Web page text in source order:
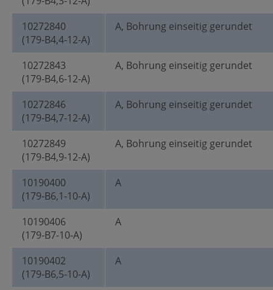
10272840
(179-B4,4-12-A)
A, Bohrung einseitig gerundet
10272843
(179-B4,6-12-A)
A, Bohrung einseitig gerundet
10272846
(179-B4,7-12-A)
A, Bohrung einseitig gerundet
10272849
(179-B4,9-12-A)
A, Bohrung einseitig gerundet
10190400
(179-B6,1-10-A)
A
10190406
(179-B7-10-A)
A
10190402
(179-B6,5-10-A)
A